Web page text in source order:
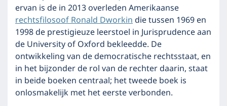
ervan is de in 2013 overleden Amerikaanse
rechtsfilosoof Ronald Dworkindie tussen 1969 en
1998 de prestigieuze leerstoel in Jurisprudence aan
de University of Oxford bekleedde. De
ontwikkeling van de democratische rechtsstaat, en
in het bijzonder de rol van de rechter daarin, staat
in beide boeken centraal; het tweede boek is
onlosmakelijk met het eerste verbonden.